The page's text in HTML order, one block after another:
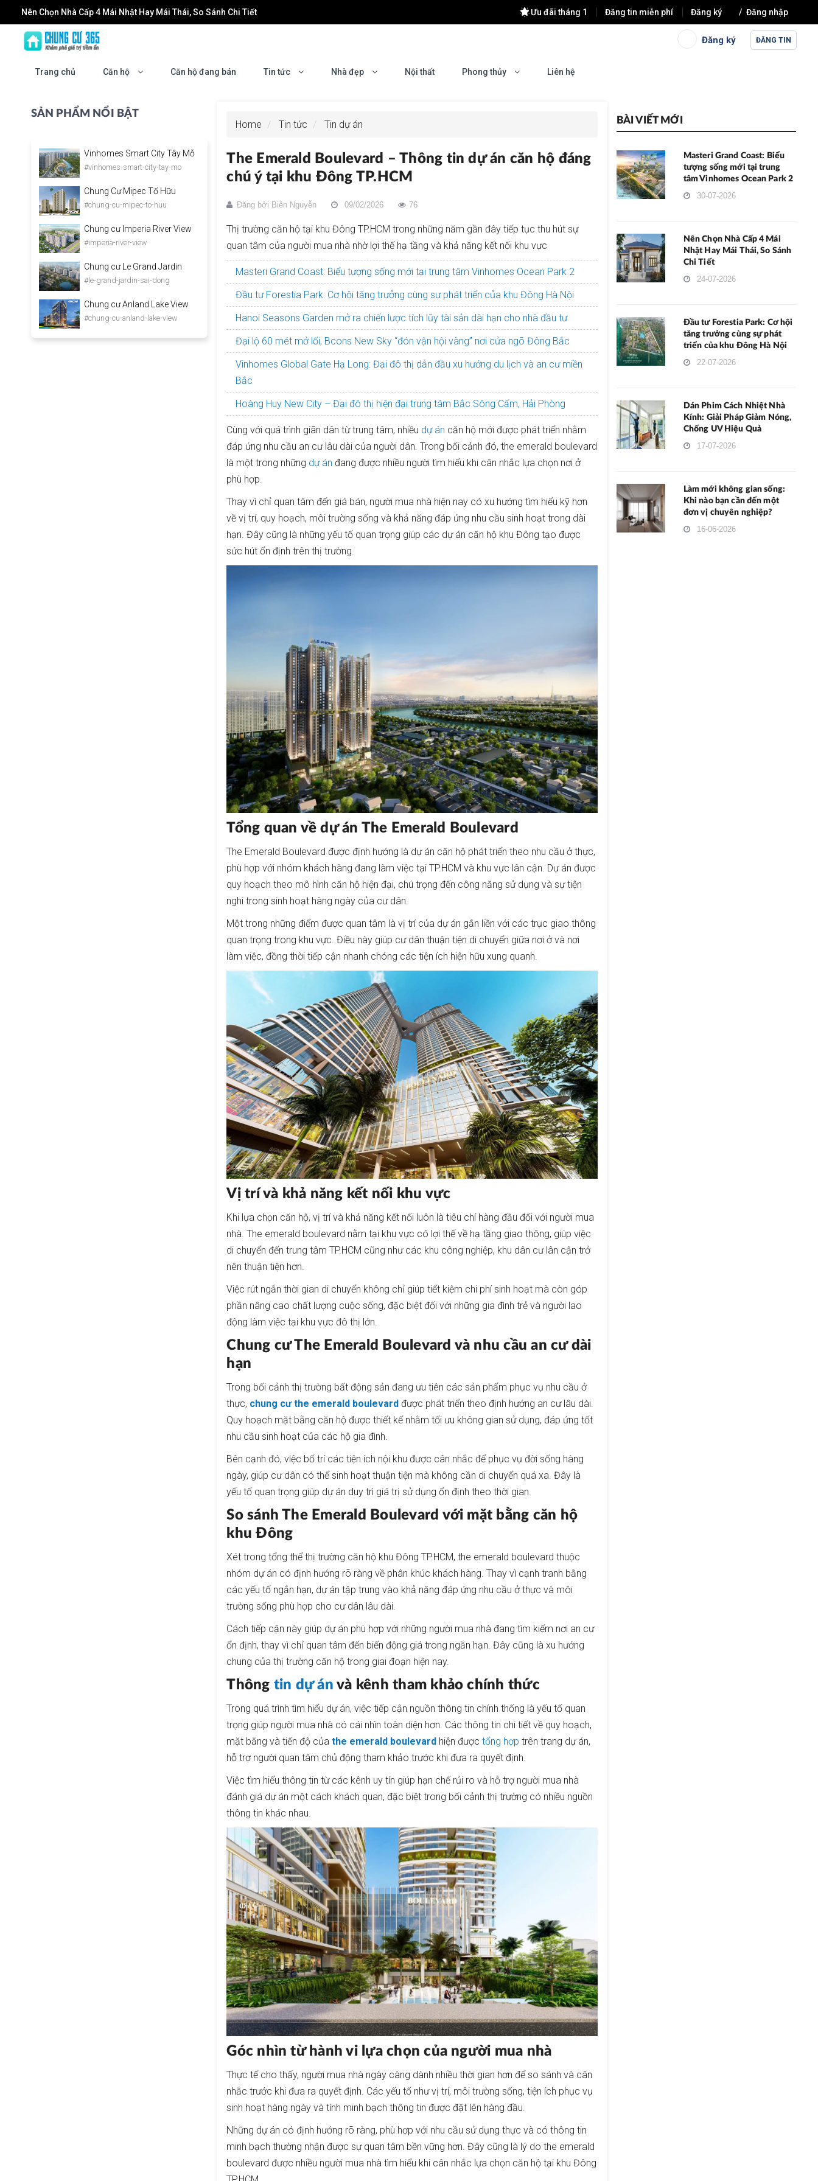
Nên Chọn Nhà Cấp 4 Mái Nhật Hay Mái Thái, So Sánh Chi Tiết
Đầu tư Forestia Park: Cơ hội tăng trưởng cùng sự phát triển của khu Đông Hà Nội
Masteri Grand Coast: Biểu tượng sống mới tại trung tâm Vinhomes Ocean Park 2
Ưu đãi tháng 1 Đăng tin miễn phí Đăng ký Đăng nhập
Đăng ký ĐĂNG TIN
Trang chủ Căn hộ Căn hộ đang bán Tin tức Nhà đẹp Nội thất Phong thủy Liên hệ
Home Tin tức Tin dự án
The Emerald Boulevard – Thông tin dự án căn hộ đáng
chú ý tại khu Đông TP.HCM
Đăng bởi Biên Nguyễn 09/02/2026 76
Thị trường căn hộ tại khu Đông TP.HCM trong những năm gần đây tiếp tục thu hút sự
quan tâm của người mua nhà nhờ lợi thế hạ tầng và khả năng kết nối khu vực
Masteri Grand Coast: Biểu tượng sống mới tại trung tâm Vinhomes Ocean Park 2
Đầu tư Forestia Park: Cơ hội tăng trưởng cùng sự phát triển của khu Đông Hà Nội
Hanoi Seasons Garden mở ra chiến lược tích lũy tài sản dài hạn cho nhà đầu tư
Đại lộ 60 mét mở lối, Bcons New Sky “đón vận hội vàng” nơi cửa ngõ Đông Bắc
Vinhomes Global Gate Hạ Long: Đại đô thị dẫn đầu xu hướng du lịch và an cư miền
Bắc
Hoàng Huy New City – Đại đô thị hiện đại trung tâm Bắc Sông Cấm, Hải Phòng
Cùng với quá trình giãn dân từ trung tâm, nhiều dự án căn hộ mới được phát triển nhằm
đáp ứng nhu cầu an cư lâu dài của người dân. Trong bối cảnh đó, the emerald boulevard
là một trong những dự án đang được nhiều người tìm hiểu khi cân nhắc lựa chọn nơi ở
phù hợp.
Thay vì chỉ quan tâm đến giá bán, người mua nhà hiện nay có xu hướng tìm hiểu kỹ hơn
về vị trí, quy hoạch, môi trường sống và khả năng đáp ứng nhu cầu sinh hoạt trong dài
hạn. Đây cũng là những yếu tố quan trọng giúp các dự án căn hộ khu Đông tạo được
sức hút ổn định trên thị trường.
Tổng quan về dự án The Emerald Boulevard
The Emerald Boulevard được định hướng là dự án căn hộ phát triển theo nhu cầu ở thực,
phù hợp với nhóm khách hàng đang làm việc tại TP.HCM và khu vực lân cận. Dự án được
quy hoạch theo mô hình căn hộ hiện đại, chú trọng đến công năng sử dụng và sự tiện
nghi trong sinh hoạt hàng ngày của cư dân.
Một trong những điểm được quan tâm là vị trí của dự án gắn liền với các trục giao thông
quan trọng trong khu vực. Điều này giúp cư dân thuận tiện di chuyển giữa nơi ở và nơi
làm việc, đồng thời tiếp cận nhanh chóng các tiện ích hiện hữu xung quanh.
Vị trí và khả năng kết nối khu vực
Khi lựa chọn căn hộ, vị trí và khả năng kết nối luôn là tiêu chí hàng đầu đối với người mua
nhà. The emerald boulevard nằm tại khu vực có lợi thế về hạ tầng giao thông, giúp việc
di chuyển đến trung tâm TP.HCM cũng như các khu công nghiệp, khu dân cư lân cận trở
nên thuận tiện hơn.
Việc rút ngắn thời gian di chuyển không chỉ giúp tiết kiệm chi phí sinh hoạt mà còn góp
phần nâng cao chất lượng cuộc sống, đặc biệt đối với những gia đình trẻ và người lao
động làm việc tại khu vực đô thị lớn.
Chung cư The Emerald Boulevard và nhu cầu an cư dài
hạn
Trong bối cảnh thị trường bất động sản đang ưu tiên các sản phẩm phục vụ nhu cầu ở
thực, chung cư the emerald boulevard được phát triển theo định hướng an cư lâu dài.
Quy hoạch mặt bằng căn hộ được thiết kế nhằm tối ưu không gian sử dụng, đáp ứng tốt
nhu cầu sinh hoạt của các hộ gia đình.
Bên cạnh đó, việc bố trí các tiện ích nội khu được cân nhắc để phục vụ đời sống hàng
ngày, giúp cư dân có thể sinh hoạt thuận tiện mà không cần di chuyển quá xa. Đây là
yếu tố quan trọng giúp dự án duy trì giá trị sử dụng ổn định theo thời gian.
So sánh The Emerald Boulevard với mặt bằng căn hộ
khu Đông
Xét trong tổng thể thị trường căn hộ khu Đông TP.HCM, the emerald boulevard thuộc
nhóm dự án có định hướng rõ ràng về phân khúc khách hàng. Thay vì cạnh tranh bằng
các yếu tố ngắn hạn, dự án tập trung vào khả năng đáp ứng nhu cầu ở thực và môi
trường sống phù hợp cho cư dân lâu dài.
Cách tiếp cận này giúp dự án phù hợp với những người mua nhà đang tìm kiếm nơi an cư
ổn định, thay vì chỉ quan tâm đến biến động giá trong ngắn hạn. Đây cũng là xu hướng
chung của thị trường căn hộ trong giai đoạn hiện nay.
Thông tin dự án và kênh tham khảo chính thức
Trong quá trình tìm hiểu dự án, việc tiếp cận nguồn thông tin chính thống là yếu tố quan
trọng giúp người mua nhà có cái nhìn toàn diện hơn. Các thông tin chi tiết về quy hoạch,
mặt bằng và tiến độ củathe emerald boulevard hiện đượctổng hợp trên trang dự án,
hỗ trợ người quan tâm chủ động tham khảo trước khi đưa ra quyết định.
Việc tìm hiểu thông tin từ các kênh uy tín giúp hạn chế rủi ro và hỗ trợ người mua nhà
đánh giá dự án một cách khách quan, đặc biệt trong bối cảnh thị trường có nhiều nguồn
thông tin khác nhau.
Góc nhìn từ hành vi lựa chọn của người mua nhà
Thực tế cho thấy, người mua nhà ngày càng dành nhiều thời gian hơn để so sánh và cân
nhắc trước khi đưa ra quyết định. Các yếu tố như vị trí, môi trường sống, tiện ích phục vụ
sinh hoạt hàng ngày và tính minh bạch thông tin được đặt lên hàng đầu.
Những dự án có định hướng rõ ràng, phù hợp với nhu cầu sử dụng thực và có thông tin
minh bạch thường nhận được sự quan tâm bền vững hơn. Đây cũng là lý do the emerald
boulevard được nhiều người mua nhà tìm hiểu khi cân nhắc lựa chọn căn hộ tại khu Đông
SẢN PHẨM NỔI BẬT
Vinhomes Smart City Tây Mỗ
#vinhomes-smart-city-tay-mo
Chung Cư Mipec Tố Hữu
#chung-cu-mipec-to-huu
Chung cư Imperia River View
#imperia-river-view
Chung cư Le Grand Jardin
#le-grand-jardin-sai-dong
Chung cư Anland Lake View
#chung-cu-anland-lake-view
BÀI VIẾT MỚI
Masteri Grand Coast: Biểu
tượng sống mới tại trung
tâm Vinhomes Ocean Park 2
30-07-2026
Nên Chọn Nhà Cấp 4 Mái
Nhật Hay Mái Thái, So Sánh
Chi Tiết
24-07-2026
Đầu tư Forestia Park: Cơ hội
tăng trưởng cùng sự phát
triển của khu Đông Hà Nội
22-07-2026
Dán Phim Cách Nhiệt Nhà
Kính: Giải Pháp Giảm Nóng,
Chống UV Hiệu Quả
17-07-2026
Làm mới không gian sống:
Khi nào bạn cần đến một
đơn vị chuyên nghiệp?
16-06-2026